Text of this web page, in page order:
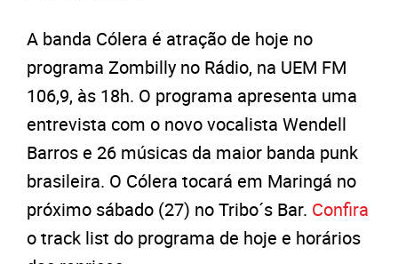
A banda Cólera é atração de hoje no
programa Zombilly no Rádio, na UEM FM
106,9, às 18h. O programa apresenta uma
entrevista com o novo vocalista Wendell
Barros e 26 músicas da maior banda punk
brasileira. O Cólera tocará em Maringá no
próximo sábado (27) no Tribo´s Bar. Confira
o track list do programa de hoje e horários